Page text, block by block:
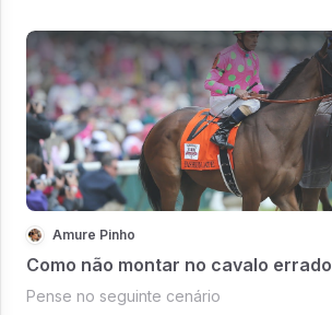
Amure Pinho
Como não montar no cavalo errado
Pense no seguinte cenário